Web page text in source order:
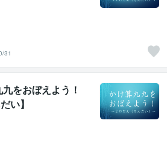
31
をおぼえよう！
い】